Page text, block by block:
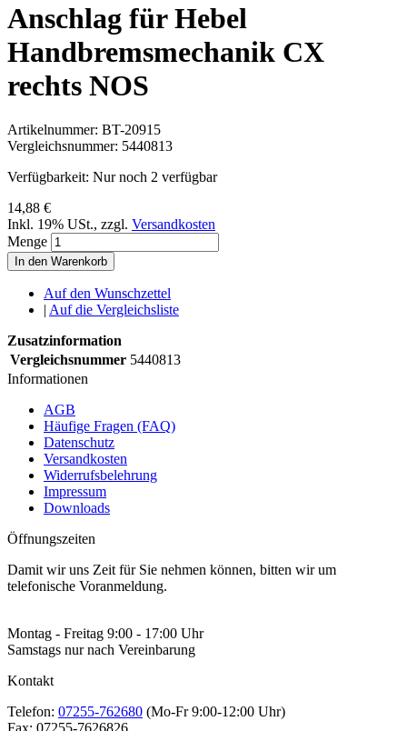
Anschlag für Hebel
Handbremsmechanik CX
rechts NOS
Artikelnummer: BT-20915
Vergleichsnummer: 5440813
Verfügbarkeit: Nur noch 2 verfügbar
14,88 €
Inkl. 19% USt., zzgl. Versandkosten
Menge
In den Warenkorb
Auf den Wunschzettel
| Auf die Vergleichsliste
Zusatzinformation
Vergleichsnummer 5440813
Informationen
AGB
Häufige Fragen (FAQ)
Datenschutz
Versandkosten
Widerrufsbelehrung
Impressum
Downloads
Öffnungszeiten
Damit wir uns Zeit für Sie nehmen können, bitten wir um
telefonische Voranmeldung.
Montag - Freitag 9:00 - 17:00 Uhr
Samstags nur nach Vereinbarung
Kontakt
Telefon: 07255-762680 (Mo-Fr 9:00-12:00 Uhr)